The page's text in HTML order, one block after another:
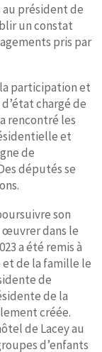
au président de
un constat
pris par
participation et
chargé de
rencontré les
et
de
députés se
son
œuvrer dans le
a été remis à
et de la famille le
de
de la
créée.
de Lacey au
d’enfants